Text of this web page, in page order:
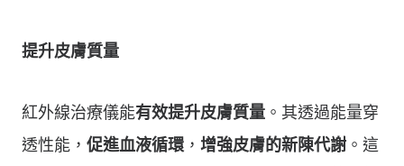
提升皮膚質量
紅外線治療儀能有效提升皮膚質量 。其透過能量穿
透性能， 促進血液循環 ， 增強皮膚的新陳代謝 。這